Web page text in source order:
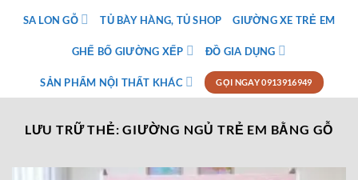
SA LON GỖ TỦ BÀY HÀNG, TỦ SHOP GIƯỜNG XE TRẺ EM
GHẾ BỐ GIƯỜNG XẾP ĐỒ GIA DỤNG
SẢN PHẨM NỘI THẤT KHÁC GỌI NGAY 0913916949
LƯU TRỮ THẺ:GIƯỜNG NGỦ TRẺ EM BẰNG GỖ